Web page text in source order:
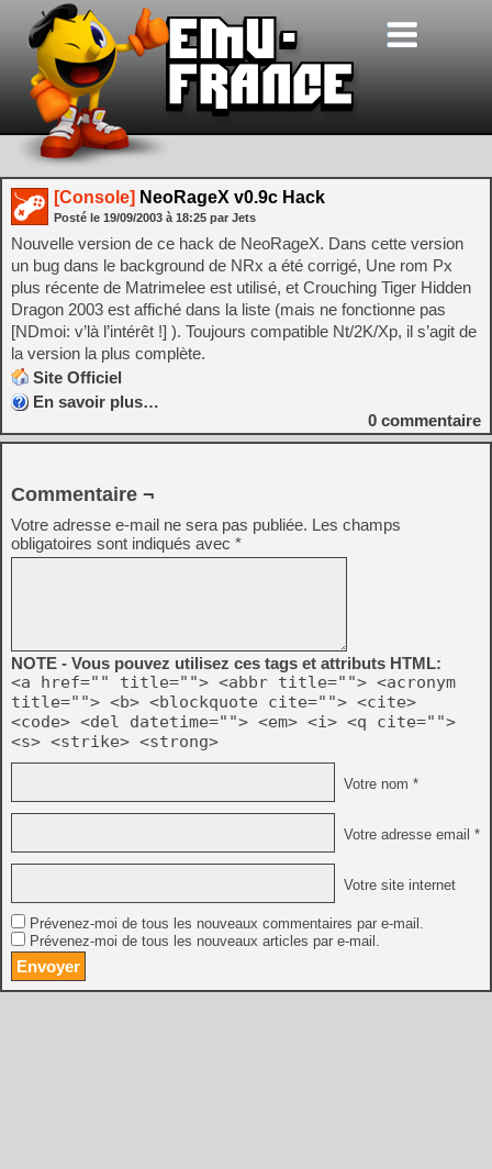
[Console] NeoRageX v0.9c Hack
Posté le 19/09/2003 à 18:25 par Jets
Nouvelle version de ce hack de NeoRageX. Dans cette version
un bug dans le background de NRx a été corrigé, Une rom Px
plus récente de Matrimelee est utilisé, et Crouching Tiger Hidden
Dragon 2003 est affiché dans la liste (mais ne fonctionne pas
[NDmoi: v’là l’intérêt !] ). Toujours compatible Nt/2K/Xp, il s’agit de
la version la plus complète.
Site Officiel
En savoir plus…
0 commentaire
Commentaire ¬
Votre adresse e-mail ne sera pas publiée. Les champs
obligatoires sont indiqués avec *
NOTE - Vous pouvez utilisez ces tags et attributs HTML:
<a href="" title=""> <abbr title=""> <acronym
title=""> <b> <blockquote cite=""> <cite>
<code> <del datetime=""> <em> <i> <q cite="">
<s> <strike> <strong>
Votre nom *
Votre adresse email *
Votre site internet
Prévenez-moi de tous les nouveaux commentaires par e-mail.
Prévenez-moi de tous les nouveaux articles par e-mail.